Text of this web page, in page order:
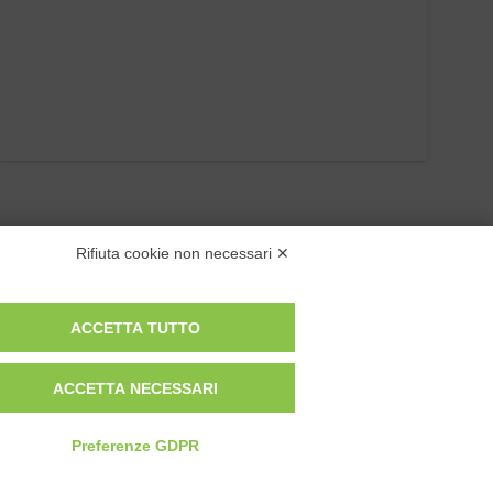
Privacy Policy
Cookie Policy
Modifica preferenze cookie
Rifiuta cookie non necessari ✕
ACCETTA TUTTO
ACCETTA NECESSARI
Preferenze GDPR